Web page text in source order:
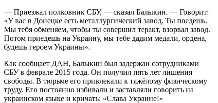
— Приезжал полковник СБУ, — сказал Балыкин. — Говорит:
«У вас в Донецке есть металлургический завод. Ты поедешь.
Мы тебя обменяем, чтобы ты совершил теракт, взорвал завод.
Потом приедешь на Украину, мы тебе дадим медали, ордена,
будешь героем Украины».
Как сообщает ДАН, Балыкин был задержан сотрудниками
СБУ в феврале 2015 года. Он получил пять лет лишения
свободы. В тюрьме его привлекали к тяжёлому физическому
труду. Его постоянно избивали и заставляли говорить на
украинском языке и кричать: «Слава Украине!»